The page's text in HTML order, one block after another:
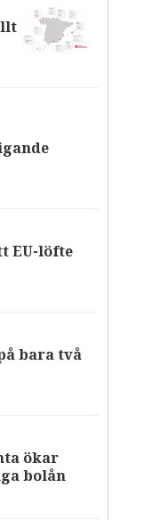
EU-löfte
bara två
ökar
bolån